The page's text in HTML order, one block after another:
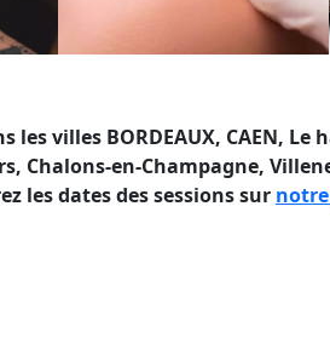
villes BORDEAUX, CAEN, Le
Chalons-en-Champagne,
les dates des sessions sur